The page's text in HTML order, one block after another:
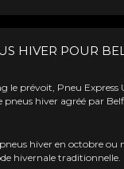
HIVER POUR
le prévoit, Pneu Express
hiver agréé par
hiver en octobre ou
hivernale traditionnelle.